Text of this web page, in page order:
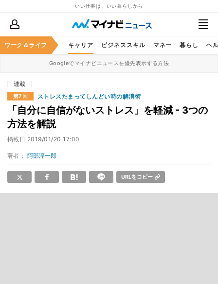
いい仕事は、いい暮らしから
ワーク＆ライフ キャリア ビジネススキル マネー 暮らし ヘ
Googleでマイナビニュースを優先表示する方法
連載
第7回 ストレスたまってしんどい時の解消術
「自分に自信がないストレス」を軽減 - 3つの
方法を解説
掲載日 2019/01/20 17:00
著者： 阿部淳一郎
URLをコピー